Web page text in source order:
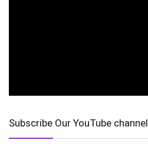
Subscribe Our YouTube channel